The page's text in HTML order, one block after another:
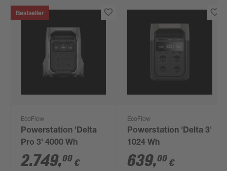
Bestseller
EcoFlow
Powerstation 'Delta
Pro 3' 4000 Wh
2.749,00 €
EcoFlow
Powerstation 'Delta 3'
1024 Wh
639,00 €